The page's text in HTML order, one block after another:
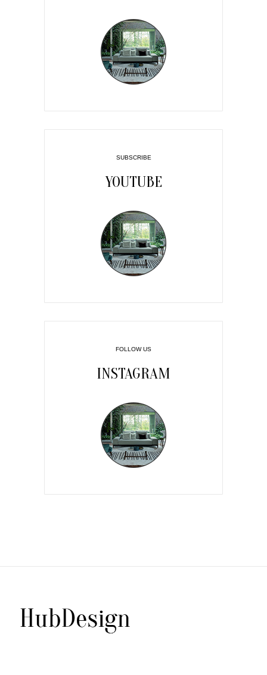
SUBSCRIBE
YOUTUBE
FOLLOW US
INSTAGRAM